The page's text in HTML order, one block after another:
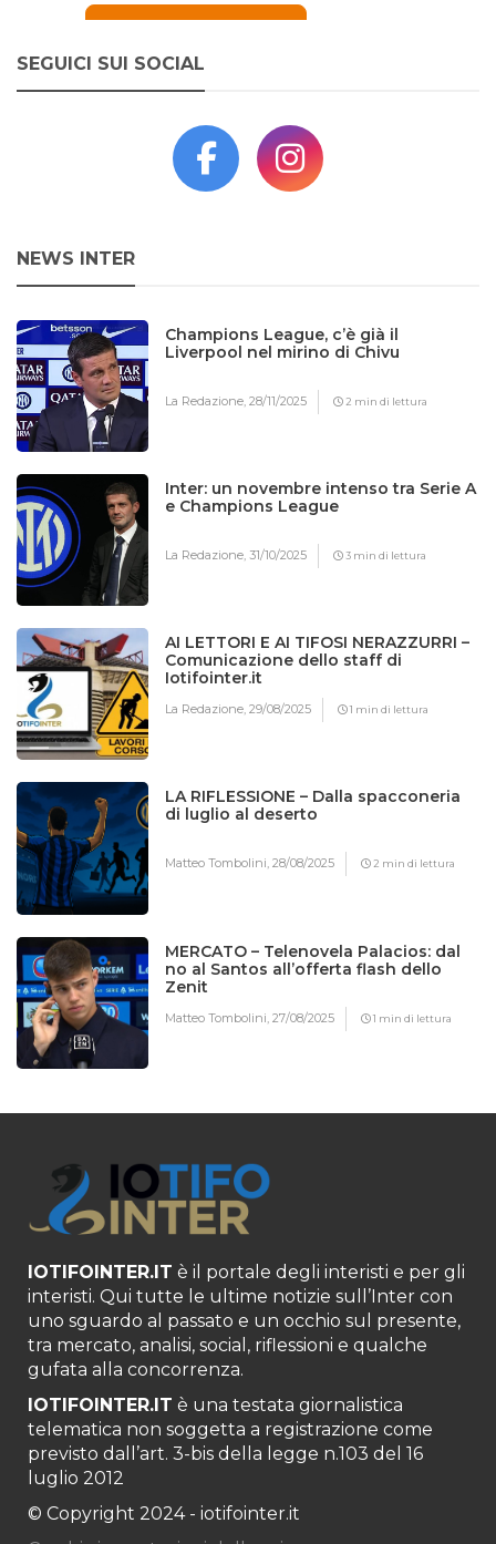
SEGUICI SUI SOCIAL
NEWS INTER
Champions League, c’è già il
Liverpool nel mirino di Chivu
La Redazione,28/11/2025 2 min di lettura
Inter: un novembre intenso tra Serie A
e Champions League
La Redazione,31/10/2025 3 min di lettura
AI LETTORI E AI TIFOSI NERAZZURRI –
Comunicazione dello staff di
Iotifointer.it
La Redazione,29/08/2025 1 min di lettura
LA RIFLESSIONE – Dalla spacconeria
di luglio al deserto
Matteo Tombolini,28/08/2025 2 min di lettura
MERCATO – Telenovela Palacios: dal
no al Santos all’offerta flash dello
Zenit
Matteo Tombolini,27/08/2025 1 min di lettura
IOTIFOINTER.IT è il portale degli interisti e per gli
interisti. Qui tutte le ultime notizie sull’Inter con
uno sguardo al passato e un occhio sul presente,
tra mercato, analisi, social, riflessioni e qualche
gufata alla concorrenza.
IOTIFOINTER.IT è una testata giornalistica
telematica non soggetta a registrazione come
previsto dall’art. 3-bis della legge n.103 del 16
luglio 2012
© Copyright 2024 - iotifointer.it